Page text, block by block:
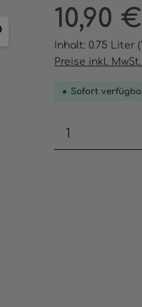
Regulärer Preis:
10,90 €
Inhalt:0.75 Liter
Preise inkl.
Sofort
Produkt